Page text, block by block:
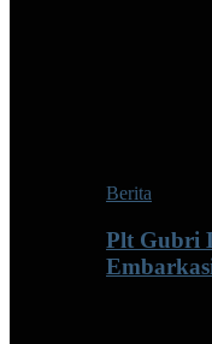
Berita
Plt Gubri